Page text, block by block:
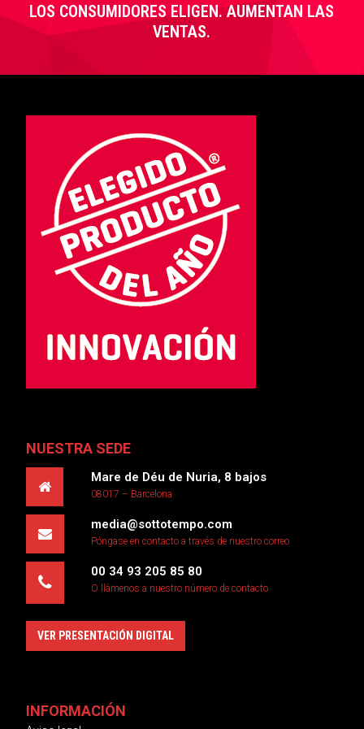
LOS CONSUMIDORES ELIGEN. AUMENTAN LAS
VENTAS.
NUESTRA SEDE
Mare de Déu de Nuria, 8 bajos
08017 – Barcelona
media@sottotempo.com
Póngase en contacto a través de nuestro correo
00 34 93 205 85 80
O llámenos a nuestro número de contacto
VER PRESENTACIÓN DIGITAL
INFORMACIÓN